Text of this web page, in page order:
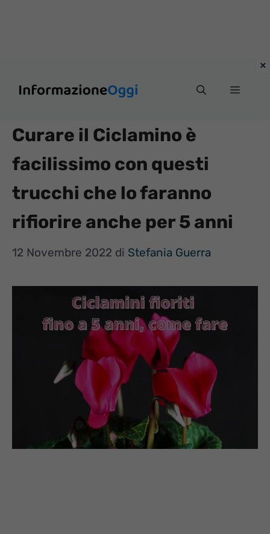
Menu
Curare il Ciclamino è
facilissimo con questi
trucchi che lo faranno
rifiorire anche per 5 anni
12 Novembre 2022 di Stefania Guerra